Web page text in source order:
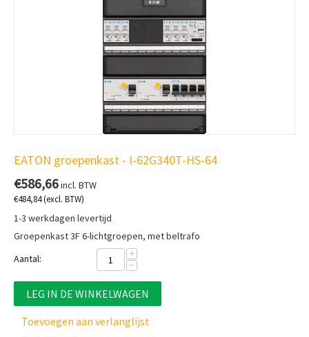
EATON groepenkast - I-62G340T-HS-64
€586,66incl. BTW
€484,84(excl. BTW)
1-3 werkdagen levertijd
Groepenkast 3F 6-lichtgroepen, met beltrafo
Aantal:
+
−
LEG IN DE WINKELWAGEN
Toevoegen aan verlanglijst